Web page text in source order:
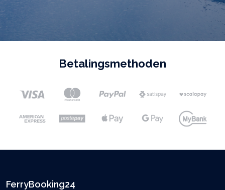
Betalingsmethoden
FerryBooking24